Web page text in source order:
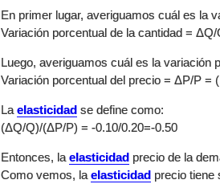
En primer lugar, averiguamos cuál es la
Variación porcentual de la cantidad =
Luego, averiguamos cuál es la variación
Variación porcentual del precio = ΔP/P =
La elasticidad se define como:
(ΔQ/Q)/(ΔP/P) = -0.10/0.20=-0.50
Entonces, la elasticidad precio de la
Como vemos, la elasticidad precio tiene